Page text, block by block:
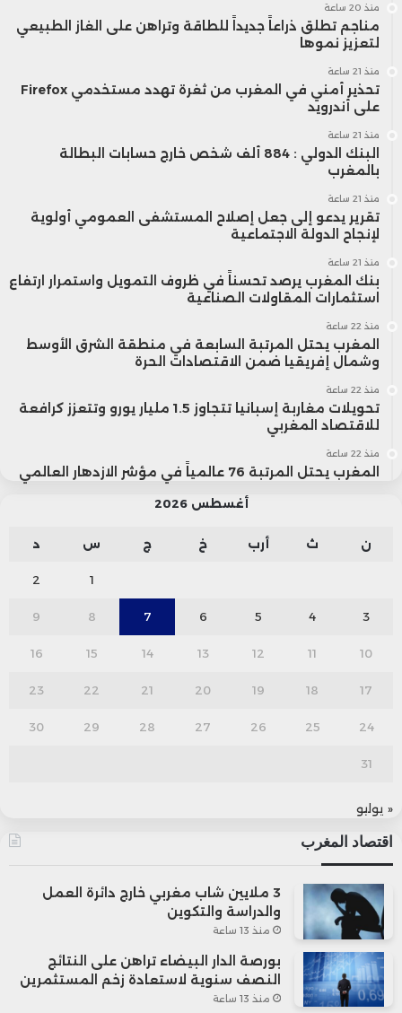
منذ 20 ساعة
مناجم تطلق ذراعاً جديداً للطاقة وتراهن على الغاز الطبيعي
لتعزيز نموها
منذ 21 ساعة
تحذير أمني في المغرب من ثغرة تهدد مستخدمي Firefox
على أندرويد
منذ 21 ساعة
البنك الدولي : 884 ألف شخص خارج حسابات البطالة
بالمغرب
منذ 21 ساعة
تقرير يدعو إلى جعل إصلاح المستشفى العمومي أولوية
لإنجاح الدولة الاجتماعية
منذ 21 ساعة
بنك المغرب يرصد تحسناً في ظروف التمويل واستمرار ارتفاع
استثمارات المقاولات الصناعية
منذ 22 ساعة
المغرب يحتل المرتبة السابعة في منطقة الشرق الأوسط
وشمال إفريقيا ضمن الاقتصادات الحرة
منذ 22 ساعة
تحويلات مغاربة إسبانيا تتجاوز 1.5 مليار يورو وتتعزز كرافعة
للاقتصاد المغربي
منذ 22 ساعة
المغرب يحتل المرتبة 76 عالمياً في مؤشر الازدهار العالمي
أغسطس 2026
ن ث أرب خ ج س د
1
2
3
4
5
6
7
8
9
10
11
12
13
14
15
16
17
18
19
20
21
22
23
24
25
26
27
28
29
30
31
« يوليو
اقتصاد المغرب
3 ملايين شاب مغربي خارج دائرة العمل
والدراسة والتكوين
منذ 13 ساعة
بورصة الدار البيضاء تراهن على النتائج
النصف سنوية لاستعادة زخم المستثمرين
منذ 13 ساعة